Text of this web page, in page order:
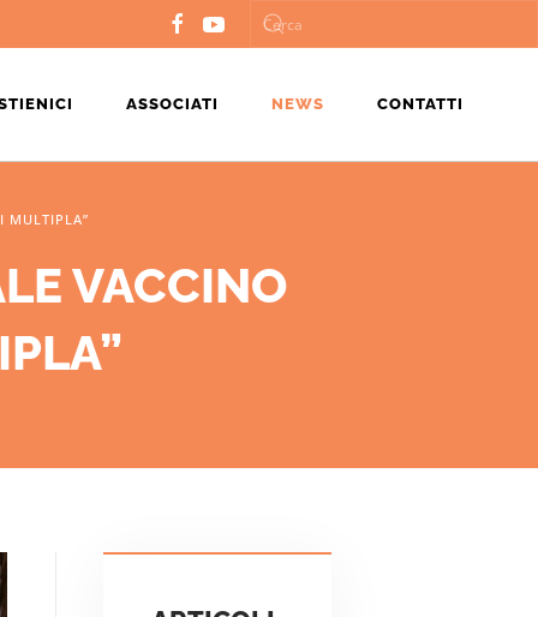
ASSOCIATI NEWS CONTATTI
MULTIPLA”
VACCINO